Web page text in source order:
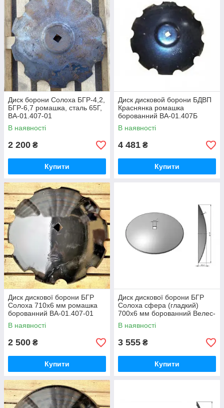
Диск борони Солоха БГР-4,2,
БГР-6,7 ромашка, сталь 65Г,
ВА-01.407-01
В наявності
2 200 ₴
Купити
Диск дисковой борони БДВП
Краснянка ромашка
борованний ВА-01.407Б
Велес-Агро
В наявності
4 481 ₴
Купити
Диск дискової борони БГР
Солоха 710х6 мм ромашка
борованний ВА-01.407-01
710*6 Eurodisk
В наявності
2 500 ₴
Купити
Диск дискової борони БГР
Солоха сфера (гладкий)
700х6 мм борованний Велес-
Агро
В наявності
3 555 ₴
Купити